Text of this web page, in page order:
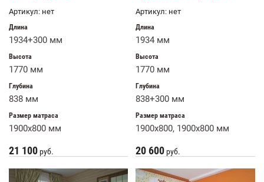
Артикул: нет
Длина
1934+300 мм
Высота
1770 мм
Глубина
838 мм
Размер матраса
1900x800 мм
21 100 руб.
Артикул: нет
Длина
1934 мм
Высота
1770 мм
Глубина
838+300 мм
Размер матраса
1900x800, 1900х800 мм
20 600 руб.